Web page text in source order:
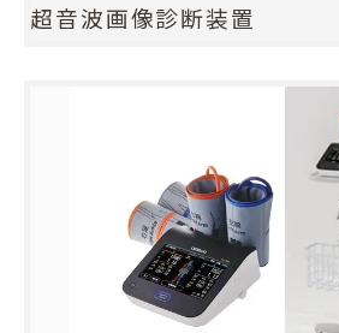
超音波画像診断装置